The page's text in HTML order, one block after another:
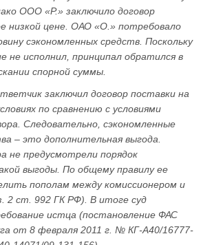
ООО «Р.» заключило договор
низкой цене. ОАО «О.» потребовало
сэкономленных средств. Поскольку
не исполнил, принципал обратился в
спорной суммы.
заключил договор поставки на
по сравнению с условиями
Следовательно, сэкономленные
– это дополнительная выгода.
не предусмотрели порядок
выгоды. По общему правилу ее
пополам между комиссионером и
2 ст. 992 ГК РФ). В итоге суд
истца (постановление ФАС
от 8 февраля 2011 г. № КГ-А40/16777-